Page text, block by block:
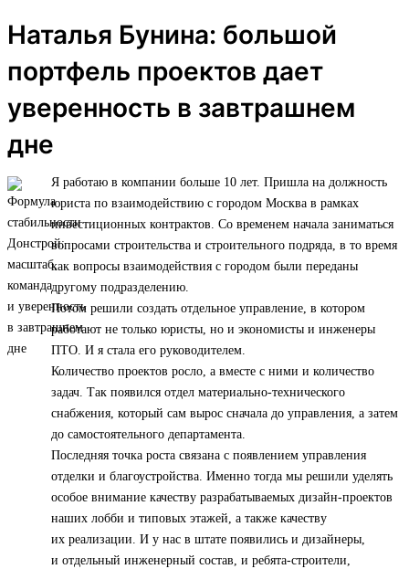
Наталья Бунина: большой
портфель проектов дает
уверенность в завтрашнем
дне
Я работаю в компании больше 10 лет. Пришла на должность
юриста по взаимодействию с городом Москва в рамках
инвестиционных контрактов. Со временем начала заниматься
вопросами строительства и строительного подряда, в то время
как вопросы взаимодействия с городом были переданы
другому подразделению.
Потом решили создать отдельное управление, в котором
работают не только юристы, но и экономисты и инженеры
ПТО. И я стала его руководителем.
Количество проектов росло, а вместе с ними и количество
задач. Так появился отдел материально-технического
снабжения, который сам вырос сначала до управления, а затем
до самостоятельного департамента.
Последняя точка роста связана с появлением управления
отделки и благоустройства. Именно тогда мы решили уделять
особое внимание качеству разрабатываемых дизайн-проектов
наших лобби и типовых этажей, а также качеству
их реализации. И у нас в штате появились и дизайнеры,
и отдельный инженерный состав, и ребята-строители,